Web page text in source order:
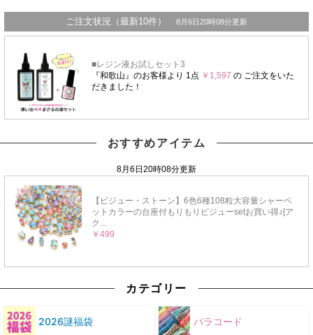
おすすめアイテム
カテゴリー
2026謎福袋 パラコード